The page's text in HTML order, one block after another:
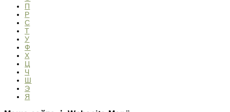
П
Р
С
Т
У
Ф
Х
Ц
Ч
Ш
Э
Я